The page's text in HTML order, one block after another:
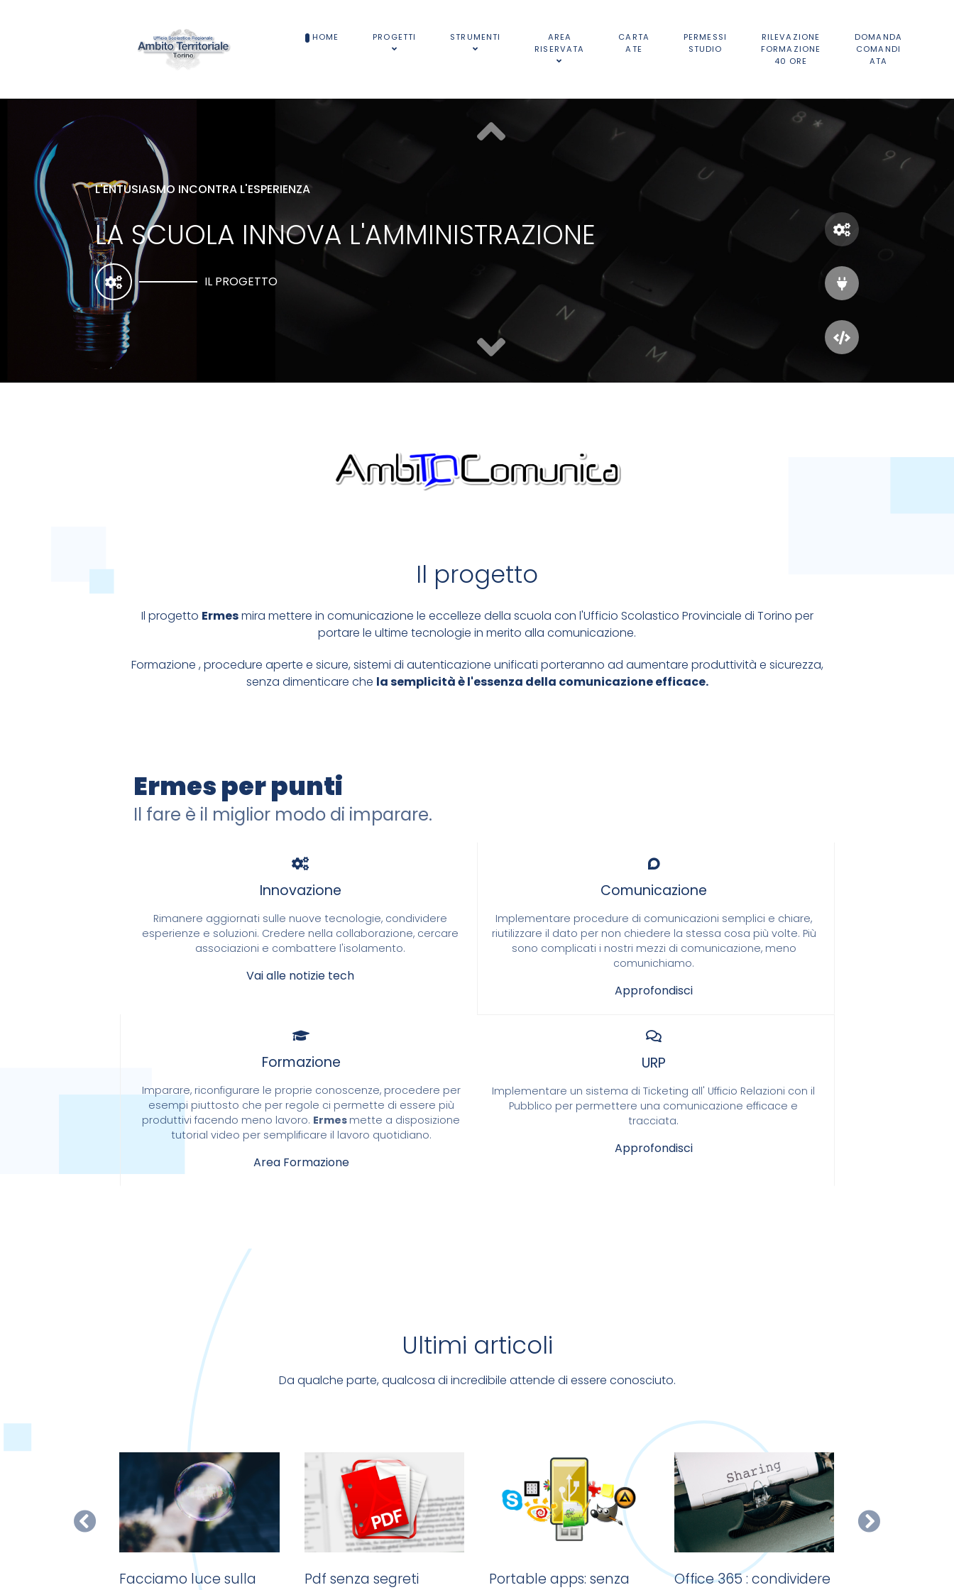
HOME PROGETTI STRUMENTI
AREA
RISERVATA
CARTA
ATE
PERMESSI
STUDIO
RILEVAZIONE
FORMAZIONE
40 ORE
DOMANDA
COMANDI
ATA
L'ENTUSIASMO INCONTRA L'ESPERIENZA
LA SCUOLA INNOVA L'AMMINISTRAZIONE
IL PROGETTO
CREDIAMO NELL'OPENSOURCE, DIAMO MASSIMA PRIORITÀ ALLA SICUREZZA
CODICE SICURO E APERTO
SIAMO SU GITHUB
Il progetto
Il progetto Ermesmira mettere in comunicazione le eccelleze della scuola con l'Ufficio Scolastico Provinciale di Torino per
portare le ultime tecnologie in merito alla comunicazione.
Formazione , procedure aperte e sicure, sistemi di autenticazione unificati porteranno ad aumentare produttività e sicurezza,
senza dimenticare che la semplicità è l'essenza della comunicazione efficace.
Ermes per punti
Il fare è il miglior modo di imparare.
Innovazione
Rimanere aggiornati sulle nuove tecnologie, condividere
esperienze e soluzioni. Credere nella collaborazione, cercare
associazioni e combattere l'isolamento.
Vai alle notizie tech
Comunicazione
Implementare procedure di comunicazioni semplici e chiare,
riutilizzare il dato per non chiedere la stessa cosa più volte. Più
sono complicati i nostri mezzi di comunicazione, meno
comunichiamo.
Approfondisci
Formazione
Imparare, riconfigurare le proprie conoscenze, procedere per
esempi piuttosto che per regole ci permette di essere più
produttivi facendo meno lavoro. Ermes mette a disposizione
tutorial video per semplificare il lavoro quotidiano.
Area Formazione
URP
Implementare un sistema di Ticketing all' Ufficio Relazioni con il
Pubblico per permettere una comunicazione efficace e
tracciata.
Approfondisci
Ultimi articoli
Da qualche parte, qualcosa di incredibile attende di essere conosciuto.
Facciamo luce sulla
Pdf senza segreti
Portable apps: senza
Office 365 : condividere